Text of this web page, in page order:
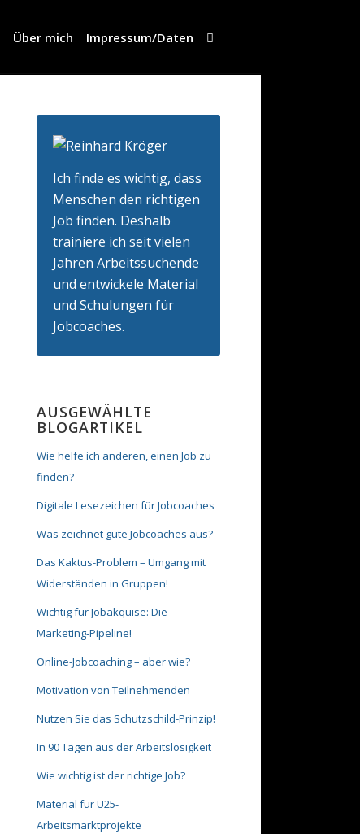
Über mich Impressum/Daten
Ich finde es wichtig, dass
Menschen den richtigen
Job finden. Deshalb
trainiere ich seit vielen
Jahren Arbeitssuchende
und entwickele Material
und Schulungen für
Jobcoaches.
AUSGEWÄHLTE
BLOGARTIKEL
Wie helfe ich anderen, einen Job zu
finden?
Digitale Lesezeichen für Jobcoaches
Was zeichnet gute Jobcoaches aus?
Das Kaktus-Problem – Umgang mit
Widerständen in Gruppen!
Wichtig für Jobakquise: Die
Marketing-Pipeline!
Online-Jobcoaching – aber wie?
Motivation von Teilnehmenden
Nutzen Sie das Schutzschild-Prinzip!
In 90 Tagen aus der Arbeitslosigkeit
Wie wichtig ist der richtige Job?
Material für U25-
Arbeitsmarktprojekte